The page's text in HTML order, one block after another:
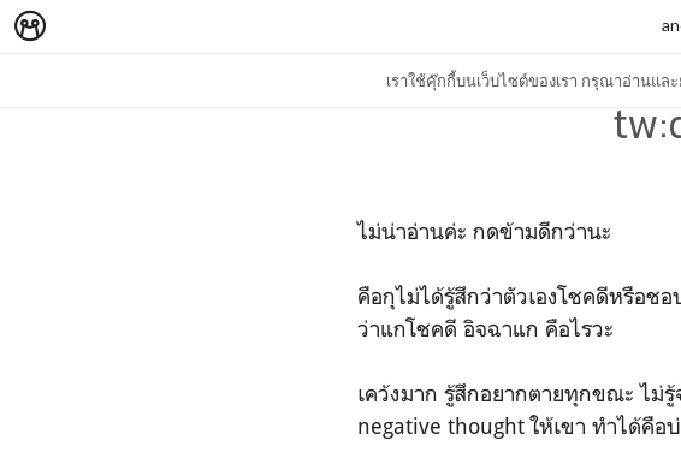
เราใช้คุ๊กกี้บนเว็บไซต์ของเรา กรุณาอ่านแล
ไม่น่าอ่านค่ะ กดข้ามดีกว่านะ
คือกุไม่ได้รู้สึกว่าตัวเองโชคดีหรือช
ว่าแกโชคดี อิจฉาแก คือไรวะ
เคว้งมาก รู้สึกอยากตายทุกขณะ ไม่
negative thought ให้เขา ทำได้คือ